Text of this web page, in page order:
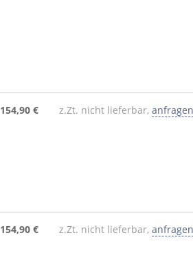
154,90 € z.Zt. nicht lieferbar, anfragen
154,90 € z.Zt. nicht lieferbar, anfragen